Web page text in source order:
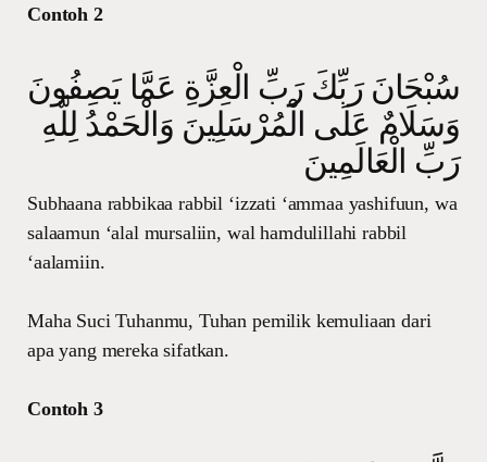
Contoh 2
سُبْحَانَ رَبِّكَ رَبِّ الْعِزَّةِ عَمَّا يَصِفُونَ
وَسَلَامٌ عَلَى الْمُرْسَلِينَ وَالْحَمْدُ لِلَّهِ
رَبِّ الْعَالَمِينَ
Subhaana rabbikaa rabbil ‘izzati ‘ammaa yashifuun, wa
salaamun ‘alal mursaliin, wal hamdulillahi rabbil
‘aalamiin.
Maha Suci Tuhanmu, Tuhan pemilik kemuliaan dari
apa yang mereka sifatkan.
Contoh 3